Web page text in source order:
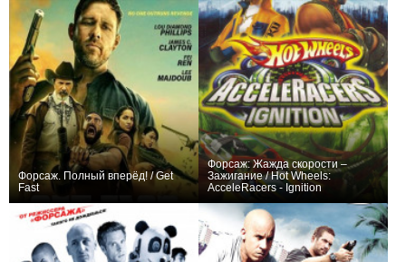
Форсаж. Полный вперёд! / Get
Fast
Форсаж: Жажда скорости –
Зажигание / Hot Wheels:
AcceleRacers - Ignition